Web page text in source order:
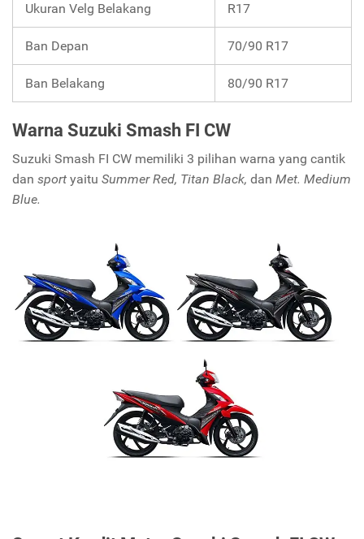
Ukuran Velg Belakang R17
Ban Depan 70/90 R17
Ban Belakang 80/90 R17
Warna Suzuki Smash FI CW
Suzuki Smash FI CW memiliki 3 pilihan warna yang cantik
dan sport yaitu Summer Red, Titan Black, dan Met. Medium
Blue.